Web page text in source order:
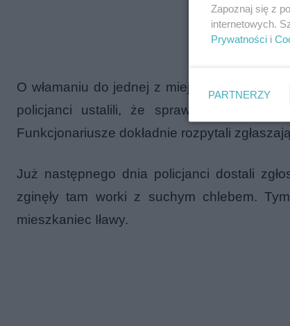
O włamaniu do jednej z miejskich altanek
policjanci ustalili, że sprawca rozerwał
Funkcjonariusze dokładnie rozpytali
Już następnego dnia policjanci dostali
zginęły tam worki z suchym chlebem.
mieszkaniec Iławy.
Zapoznaj się z
internetowych.
Prywatności i
PARTNERZY